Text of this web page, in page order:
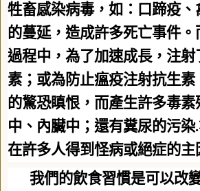
牲畜感染病毒，如：口蹄疫
的蔓延，造成許多死亡事件
過程中，為了加速成長，注
素；或為防止瘟疫注射抗生
的驚恐瞋恨，而產生許多毒
中、內臟中；還有糞尿的污染.
在許多人得到怪病或絕症的主
我們的飲食習慣是可以改